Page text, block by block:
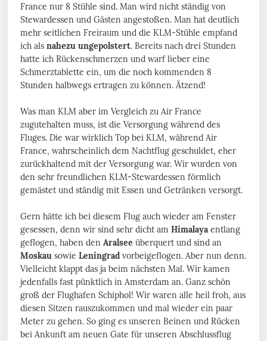
France nur 8 Stühle sind. Man wird nicht ständig von
Stewardessen und Gästen angestoßen. Man hat deutlich
mehr seitlichen Freiraum und die KLM-Stühle empfand
ich alsnahezu ungepolstert. Bereits nach drei Stunden
hatte ich Rückenschmerzen und warf lieber eine
Schmerztablette ein, um die noch kommenden 8
Stunden halbwegs ertragen zu können. Ätzend!
Was man KLM aber im Vergleich zu Air France
zugutehalten muss, ist die Versorgung während des
Fluges. Die war wirklich Top bei KLM, während Air
France, wahrscheinlich dem Nachtflug geschuldet, eher
zurückhaltend mit der Versorgung war. Wir wurden von
den sehr freundlichen KLM-Stewardessen förmlich
gemästet und ständig mit Essen und Getränken versorgt.
Gern hätte ich bei diesem Flug auch wieder am Fenster
gesessen, denn wir sind sehr dicht amHimalaya entlang
geflogen, haben denAralsee überquert und sind an
Moskau sowieLeningrad vorbeigeflogen. Aber nun denn.
Vielleicht klappt das ja beim nächsten Mal. Wir kamen
jedenfalls fast pünktlich in Amsterdam an. Ganz schön
groß der Flughafen Schiphol! Wir waren alle heil froh, aus
diesen Sitzen rauszukommen und mal wieder ein paar
Meter zu gehen. So ging es unseren Beinen und Rücken
bei Ankunft am neuen Gate für unseren Abschlussflug